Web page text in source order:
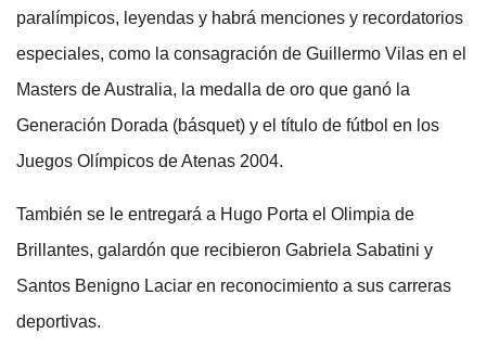
paralímpicos, leyendas y habrá menciones y recordatorios
especiales, como la consagración de Guillermo Vilas en el
Masters de Australia, la medalla de oro que ganó la
Generación Dorada (básquet) y el título de fútbol en los
Juegos Olímpicos de Atenas 2004.
También se le entregará a Hugo Porta el Olimpia de
Brillantes, galardón que recibieron Gabriela Sabatini y
Santos Benigno Laciar en reconocimiento a sus carreras
deportivas.